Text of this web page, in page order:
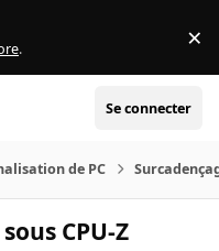
. ×
Se connecter
de PC
CPU-Z